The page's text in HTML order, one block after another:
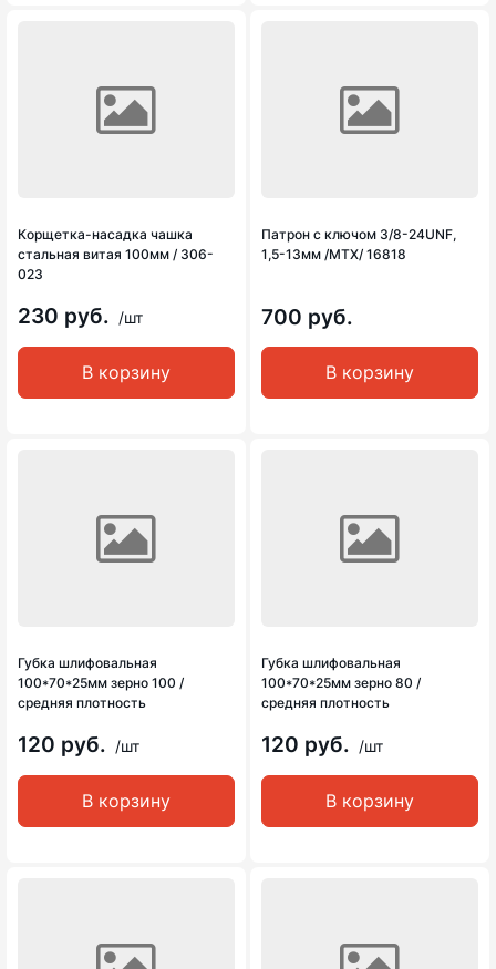
Корщетка-насадка чашка
стальная витая 100мм / 306-
023
230 руб. /шт
В корзину
Патрон с ключом 3/8-24UNF,
1,5-13мм /MTX/ 16818
700 руб.
В корзину
Губка шлифовальная
100*70*25мм зерно 100 /
средняя плотность
120 руб. /шт
В корзину
Губка шлифовальная
100*70*25мм зерно 80 /
средняя плотность
120 руб. /шт
В корзину